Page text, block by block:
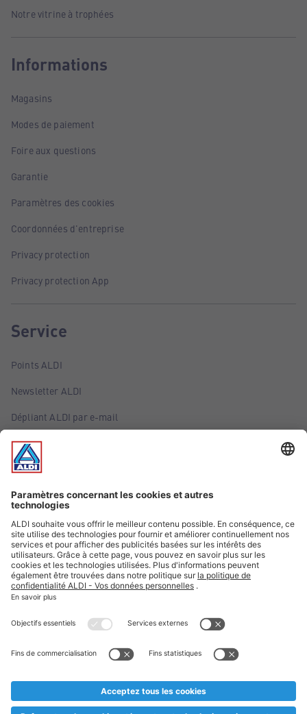
Notre vitrine à trophées
Informations
Magasins
Modes de paiement
Foire aux questions
Garantie
Paramètres des cookies
Coordonnées d'entreprise
Privacy protection
Privacy protection App
Service
Points ALDI
Newsletter ALDI
Dépliant ALDI par e-mail
Offres
Infos essentielles
Suivez ALDI Belgique
Textes marqués d'un astérisque et mentions légales
* Nous vendons ces articles temporairement et jusqu'à
au cas où, malgré le planning bien étudié, nous serions
prématurément en rupture de stock. Prix Recupel et TVA incl.
** Sur ce site, l’utilisation de la forme masculine a été adoptée